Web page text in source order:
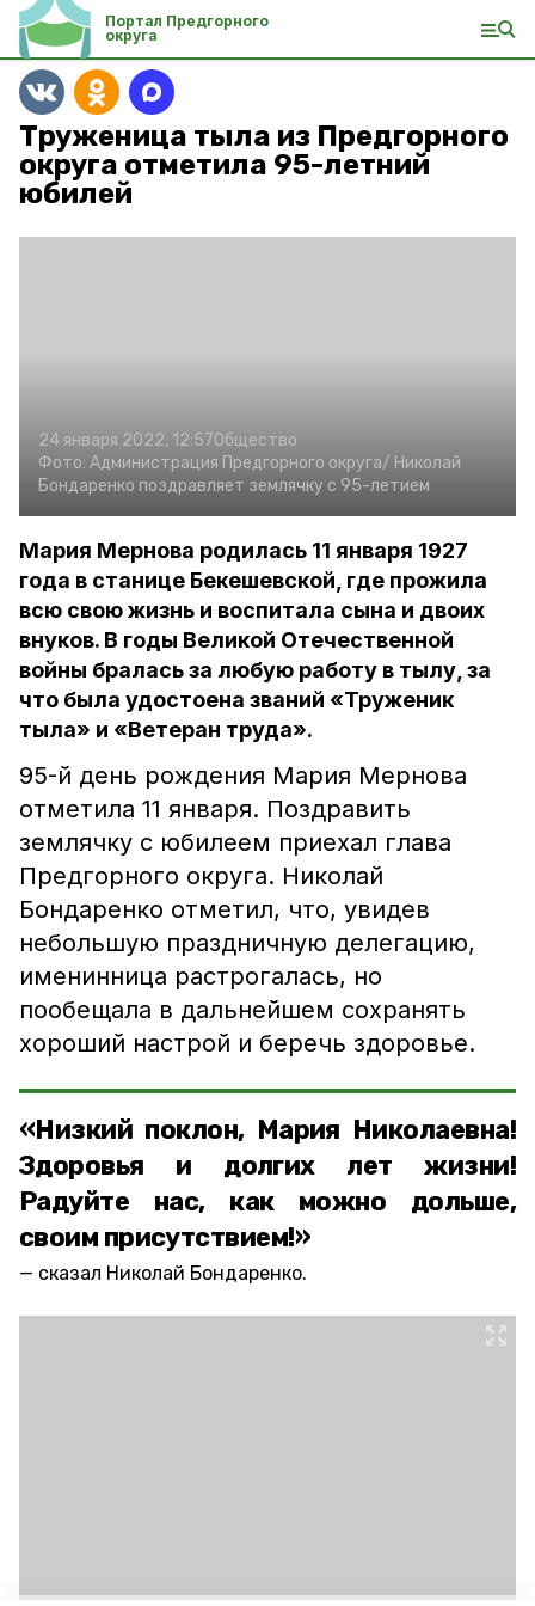
Портал Предгорного
округа
Труженица тыла из Предгорного
округа отметила 95-летний
юбилей
24 января 2022, 12:57Общество
Фото: Администрация Предгорного округа/ Николай
Бондаренко поздравляет землячку с 95-летием
Мария Мернова родилась 11 января 1927
года в станице Бекешевской, где прожила
всю свою жизнь и воспитала сына и двоих
внуков. В годы Великой Отечественной
войны бралась за любую работу в тылу, за
что была удостоена званий «Труженик
тыла» и «Ветеран труда».
95-й день рождения Мария Мернова
отметила 11 января. Поздравить
землячку с юбилеем приехал глава
Предгорного округа. Николай
Бондаренко отметил, что, увидев
небольшую праздничную делегацию,
именинница растрогалась, но
пообещала в дальнейшем сохранять
хороший настрой и беречь здоровье.
«Низкий поклон, Мария Николаевна!
Здоровья и долгих лет жизни!
Радуйте нас, как можно дольше,
своим присутствием!»
сказал Николай Бондаренко.